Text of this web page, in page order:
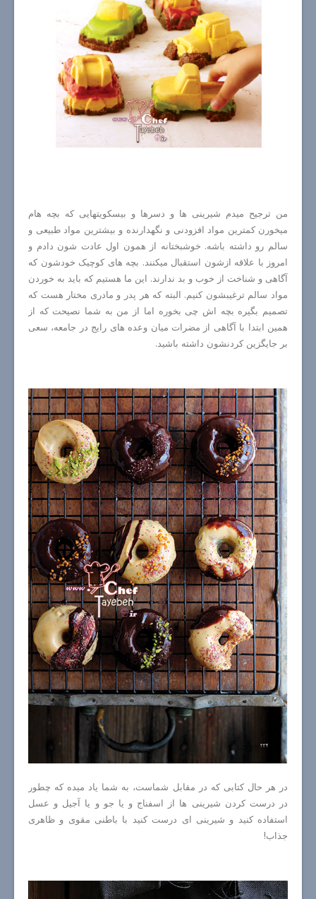
من ترجیح میدم شیرینی ها و دسرها و بیسکویتهایی که بچه هام
میخورن کمترین مواد افزودنی و نگهدارنده و بیشترین مواد طبیعی و
سالم رو داشته باشه. خوشبختانه از همون اول عادت شون دادم و
امروز با علاقه ازشون استقبال میکنند. بچه های کوچیک خودشون که
آگاهی و شناخت از خوب و بد ندارند. این ما هستیم که باید به خوردن
مواد سالم ترغیبشون کنیم. البته که هر پدر و مادری مختار هست که
تصمیم بگیره بچه اش چی بخوره اما از من به شما نصیحت که از
همین ابتدا با آگاهی از مضرات میان وعده های رایج در جامعه، سعی
بر جایگزین کردنشون داشته باشید.
در هر حال کتابی که در مقابل شماست، به شما یاد میده که چطور
در درست کردن شیرینی ها از اسفناج و یا جو و یا آجیل و عسل
استفاده کنید و شیرینی ای درست کنید با باطنی مقوی و ظاهری
جذاب!